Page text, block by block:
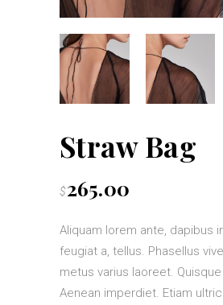
Straw Bag
$265.00
Aliquam lorem ante, dapibus
feugiat a, tellus. Phasellus
metus varius laoreet.
Aenean imperdiet. Etiam